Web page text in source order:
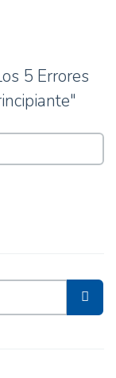
5 Errores